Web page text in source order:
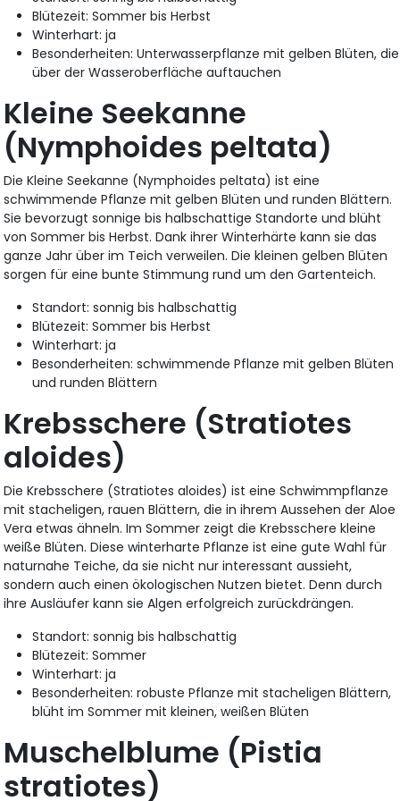
Blütezeit: Sommer bis Herbst
Winterhart: ja
Besonderheiten: Unterwasserpflanze mit gelben Blüten, die
über der Wasseroberfläche auftauchen
Kleine Seekanne
(Nymphoides peltata)
Die Kleine Seekanne (Nymphoides peltata) ist eine
schwimmende Pflanze mit gelben Blüten und runden Blättern.
Sie bevorzugt sonnige bis halbschattige Standorte und blüht
von Sommer bis Herbst. Dank ihrer Winterhärte kann sie das
ganze Jahr über im Teich verweilen. Die kleinen gelben Blüten
sorgen für eine bunte Stimmung rund um den Gartenteich.
Standort: sonnig bis halbschattig
Blütezeit: Sommer bis Herbst
Winterhart: ja
Besonderheiten: schwimmende Pflanze mit gelben Blüten
und runden Blättern
Krebsschere (Stratiotes
aloides)
Die Krebsschere (Stratiotes aloides) ist eine Schwimmpflanze
mit stacheligen, rauen Blättern, die in ihrem Aussehen der Aloe
Vera etwas ähneln. Im Sommer zeigt die Krebsschere kleine
weiße Blüten. Diese winterharte Pflanze ist eine gute Wahl für
naturnahe Teiche, da sie nicht nur interessant aussieht,
sondern auch einen ökologischen Nutzen bietet. Denn durch
ihre Ausläufer kann sie Algen erfolgreich zurückdrängen.
Standort: sonnig bis halbschattig
Blütezeit: Sommer
Winterhart: ja
Besonderheiten: robuste Pflanze mit stacheligen Blättern,
blüht im Sommer mit kleinen, weißen Blüten
Muschelblume (Pistia
stratiotes)